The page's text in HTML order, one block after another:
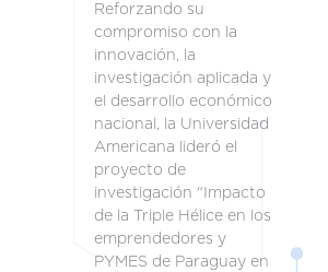
Reforzando su
compromiso con la
innovación, la
investigación aplicada y
el desarrollo económico
nacional, la Universidad
Americana lideró el
proyecto de
investigación “Impacto
de la Triple Hélice en los
emprendedores y
PYMES de Paraguay en